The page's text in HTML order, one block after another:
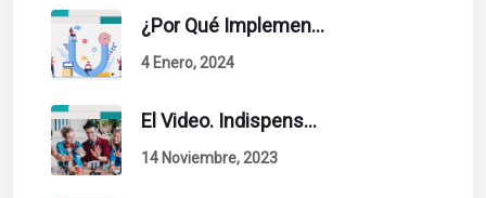
¿Por Qué Implementar La Metodología Inbound Marketing En Tu Empresa?
4 Enero, 2024
El Video. Indispensable En Tu Estrategia De Contenidos.
14 Noviembre, 2023